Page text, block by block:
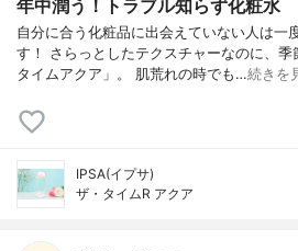
年中潤う！トラブル知らず化粧水
自分に合う化粧品に出会えていない人は一
す！ さらっとしたテクスチャーなのに、
タイムアクア」。 肌荒れの時でも…続きを
IPSA(イプサ)
ザ・タイムR アクア